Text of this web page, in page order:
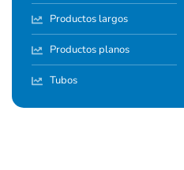
Productos largos
Productos planos
Tubos